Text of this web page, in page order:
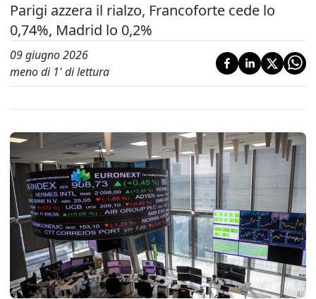
Parigi azzera il rialzo, Francoforte cede lo
0,74%, Madrid lo 0,2%
09 giugno 2026
meno di 1' di lettura